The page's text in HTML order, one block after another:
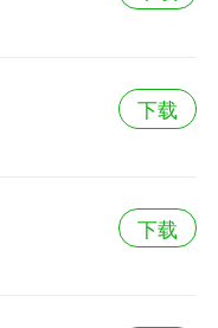
下载
下载